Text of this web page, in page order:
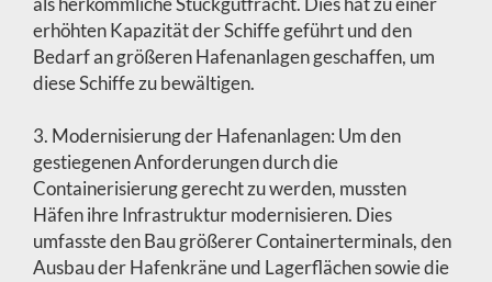
erhöhten Kapazität der Schiffe geführt und den
Bedarf an größeren Hafenanlagen geschaffen, um
diese Schiffe zu bewältigen.
3. Modernisierung der Hafenanlagen: Um den
gestiegenen Anforderungen durch die
Containerisierung gerecht zu werden, mussten
Häfen ihre Infrastruktur modernisieren. Dies
umfasste den Bau größerer Containerterminals, den
Ausbau der Hafenkräne und Lagerflächen sowie die